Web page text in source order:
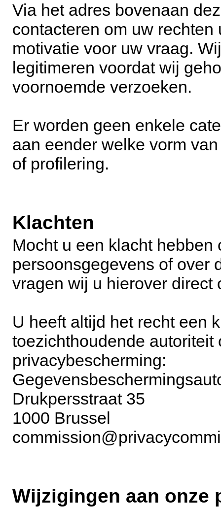
Via het adres bovenaan
contacteren om uw
motivatie voor uw vraag.
legitimeren voordat wij
voornoemde verzoeken.
Er worden geen enkele
aan eender welke vorm
of profilering.
Klachten
Mocht u een klacht
persoonsgegevens of over
vragen wij u hierover direct
U heeft altijd het recht een
toezichthoudende autoriteit
privacybescherming:
Drukpersstraat 35
1000 Brussel
Wijzigingen aan onze